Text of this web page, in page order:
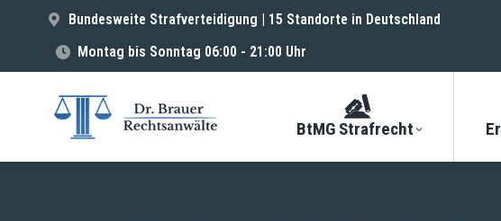
Bundesweite Strafverteidigung | 15 Standorte in Deutschland
Montag bis Sonntag 06:00 - 21:00 Uhr
BtMG Strafrecht